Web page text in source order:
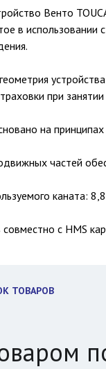
Венто
в
при
на
частей
каната:
совместно с HMS
ТОВАРОВ